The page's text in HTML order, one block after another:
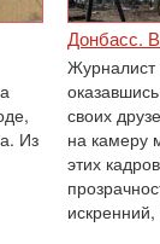
Из
Донбасс.
Журналист
своих
на камеру
этих